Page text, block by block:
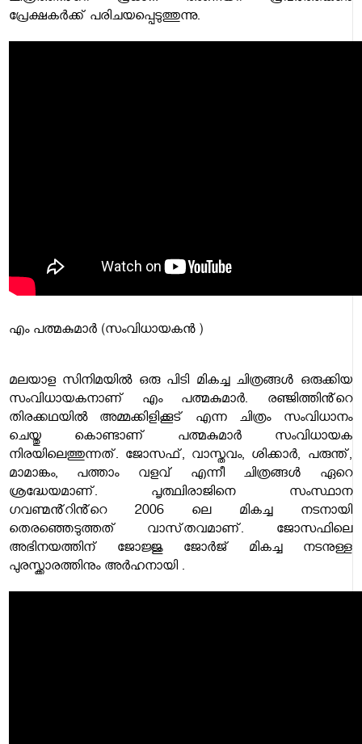
പ്രേക്ഷകർക്ക് പരിചയപ്പെടുത്തുന്നു.
എം പത്മകുമാർ (സംവിധായകൻ )
മലയാള സിനിമയിൽ ഒരു പിടി മികച്ച ചിത്രങ്ങൾ ഒരുക്കിയ
സംവിധായകനാണ് എം പത്മകുമാർ. രഞ്ജിത്തിൻ്റെ
തിരക്കഥയിൽ അമ്മക്കിളിക്കൂട് എന്ന ചിത്രം സംവിധാനം
ചെയ്തു കൊണ്ടാണ് പത്മകുമാർ സംവിധായക
നിരയിലെത്തുന്നത്. ജോസഫ്, വാസ്തവം, ശിക്കാർ, പരുന്ത്,
മാമാങ്കം, പത്താം വളവ് എന്നീ ചിത്രങ്ങൾ ഏറെ
ശ്രദ്ധേയമാണ്. പൃത്ഥ്വിരാജിനെ സംസ്ഥാന
ഗവണ്മൻ്റിൻ്റെ 2006 ലെ മികച്ച നടനായി
തെരഞ്ഞെടുത്തത് വാസ്‌തവമാണ്. ജോസഫിലെ
അഭിനയത്തിന് ജോജ്ജു ജോർജ് മികച്ച നടനുള്ള
പുരസ്ക്കാരത്തിനും അർഹനായി .